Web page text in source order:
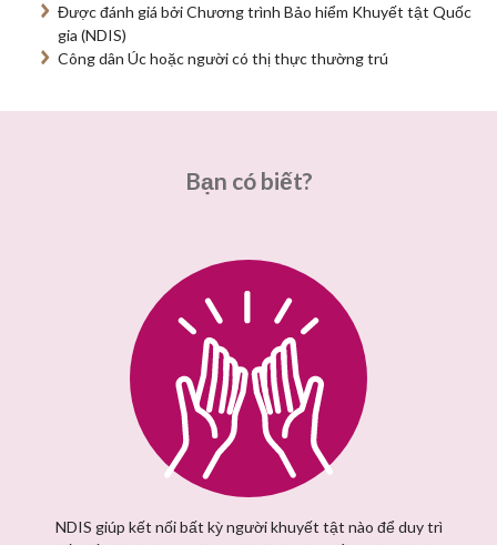
Được đánh giá bởi Chương trình Bảo hiểm Khuyết tật Quốc
gia (NDIS)
Công dân Úc hoặc người có thị thực thường trú
Bạn có biết?
NDIS giúp kết nối bất kỳ người khuyết tật nào để duy trì